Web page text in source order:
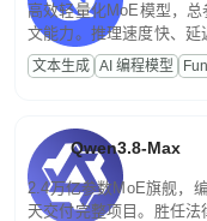
高效轻量化MoE模型，
文能力。推理速度快、
高并发、轻量化任务，适
文案处理等普惠刚需场景
文本生成 AI 编程模型
Qwen3.8-Max
2.4万亿参数MoE旗舰，
天交付完整项目。胜任